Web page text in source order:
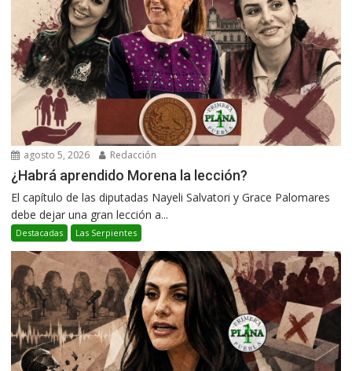
agosto 5, 2026 Redacción
¿Habrá aprendido Morena la lección?
El capítulo de las diputadas Nayeli Salvatori y Grace Palomares
debe dejar una gran lección a...
Destacadas Las Serpientes